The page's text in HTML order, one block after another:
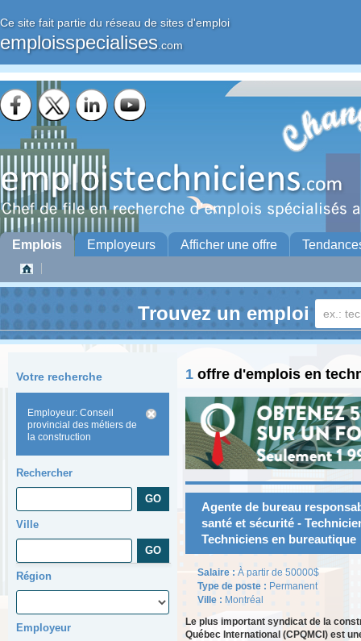
Ce site fait partie du réseau de sites d'emploi
emploisspecialises .com
Emplois Employeurs Afficher une offre
Trouvez un emploi
Votre recherche
Employeur: Conseil
provincial des métiers de
la construction
Rechercher
Ville
Région
Employeur
1 offre d'emplois en
Agente de bureau
santé et sécurité -
Techniciens en bureautique
Salaire : À partir de 50000$
Type de poste : Permanent
Ville : Montréal
Le plus important syndicat de la
Québec International (CPQMCI) est